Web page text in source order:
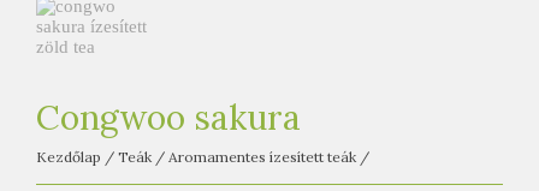
t
a
h
á
Congwoo sakura
Kezdőlap / Teák / Aromamentes ízesített teák /